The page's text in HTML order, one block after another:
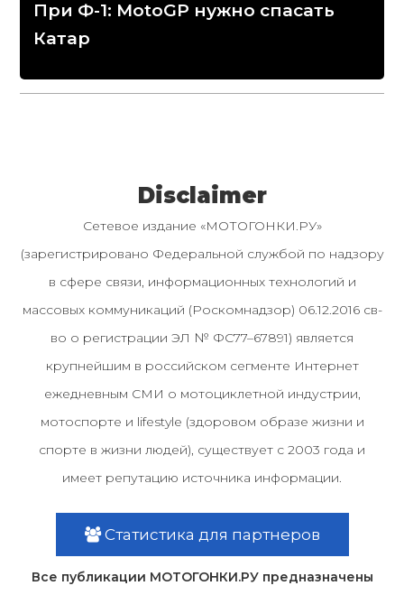
При Ф-1: MotoGP нужно спасать
Катар
Disclaimer
Сетевое издание «МОТОГОНКИ.РУ»
(зарегистрировано Федеральной службой по надзору
в сфере связи, информационных технологий и
массовых коммуникаций (Роскомнадзор) 06.12.2016 св-
во о регистрации ЭЛ № ФС77–67891) является
крупнейшим в российском сегменте Интернет
ежедневным СМИ о мотоциклетной индустрии,
мотоспорте и lifestyle (здоровом образе жизни и
спорте в жизни людей), существует с 2003 года и
имеет репутацию источника информации.
Статистика для партнеров
Все публикации МОТОГОНКИ.РУ предназначены